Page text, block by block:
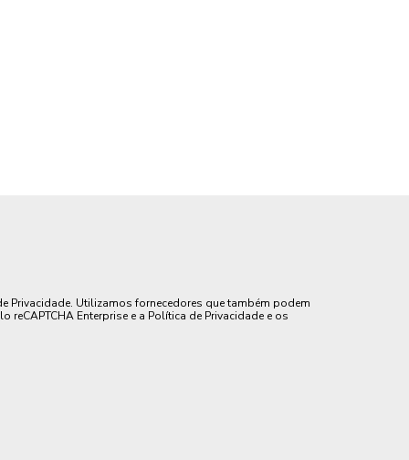
Privacidade. Utilizamos fornecedores que também podem
Enterprise e a Política de Privacidade e os